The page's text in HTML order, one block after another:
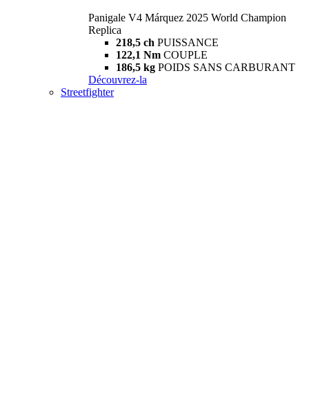
Panigale V4 Márquez 2025 World Champion
Replica
218,5 ch PUISSANCE
122,1 Nm COUPLE
186,5 kg POIDS SANS CARBURANT
Découvrez-la
Streetfighter